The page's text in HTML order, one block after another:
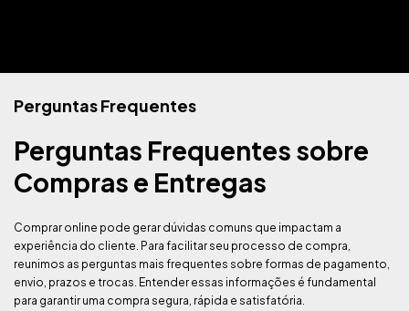
Perguntas Frequentes
Perguntas Frequentes sobre
Compras e Entregas
Comprar online pode gerar dúvidas comuns que impactam a
experiência do cliente. Para facilitar seu processo de compra,
reunimos as perguntas mais frequentes sobre formas de pagamento,
envio, prazos e trocas. Entender essas informações é fundamental
para garantir uma compra segura, rápida e satisfatória.